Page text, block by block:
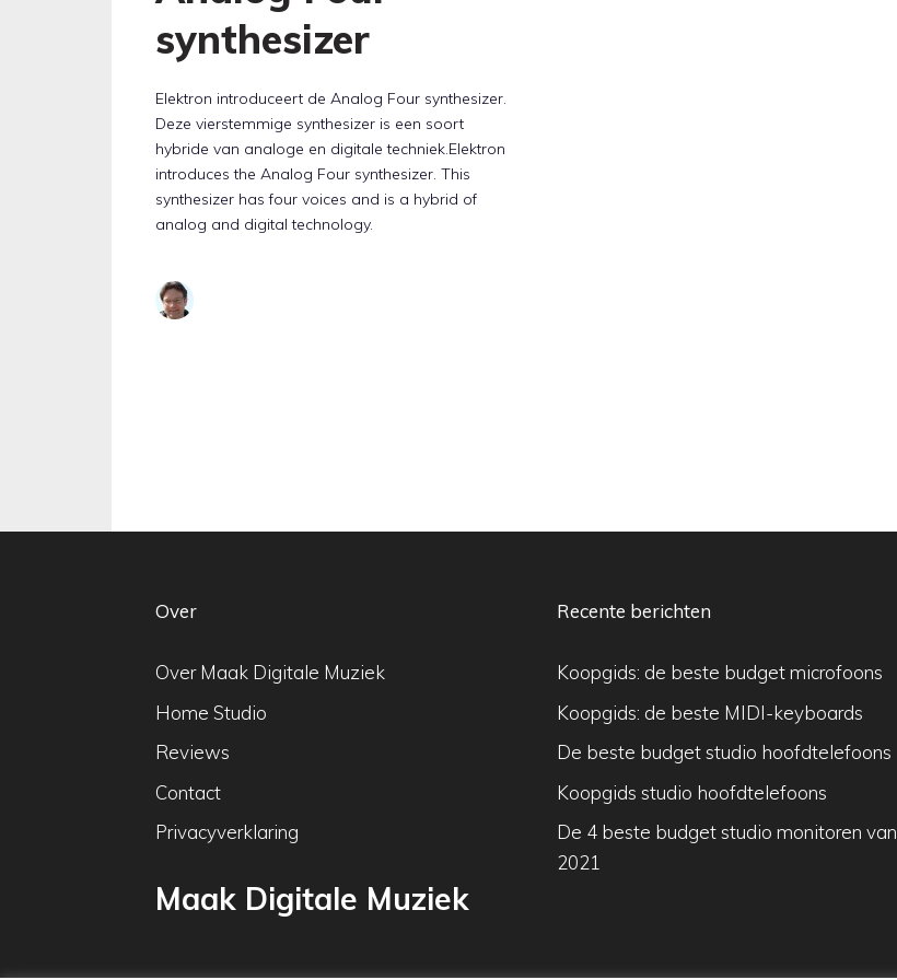
synthesizer
Elektron introduceert de Analog Four synthesizer.
Deze vierstemmige synthesizer is een soort
hybride van analoge en digitale techniek.Elektron
introduces the Analog Four synthesizer. This
synthesizer has four voices and is a hybrid of
analog and digital technology.
Over
Over Maak Digitale Muziek
Home Studio
Reviews
Contact
Privacyverklaring
Maak Digitale Muziek
Recente berichten
Koopgids: de beste budget microfoons
Koopgids: de beste MIDI-keyboards
De beste budget studio hoofdtelefoons
Koopgids studio hoofdtelefoons
De 4 beste budget studio monitoren van
2021